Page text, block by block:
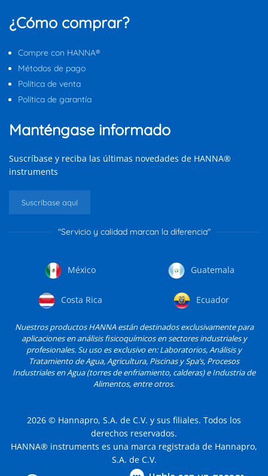
¿Cómo comprar?
Compre con HANNA®
Métodos de pago
Política de venta
Política de garantía
Manténgase informado
Suscríbase y reciba las últimas novedades de HANNA®
instruments
Suscríbase aquí
"Servicio y calidad marcan la diferencia"
México Guatemala
Costa Rica Ecuador
Nuestros productos HANNA están destinados exclusivamente para
aplicaciones en análisis fisicoquímicos en sectores industriales y
profesionales. Su uso es exclusivo en: Laboratorios, Análisis y
Tratamiento de Agua, Agricultura, Piscinas y Spa’s, Procesos
Industriales en Agua (torres de enfriamiento, calderas) e Industria de
Alimentos, entre otros.
2026 © Hannapro, S.A. de C.V. y sus filiales. Todos los
derechos reservados.
HANNA® instruments es una marca registrada de Hannapro,
S.A. de C.V.